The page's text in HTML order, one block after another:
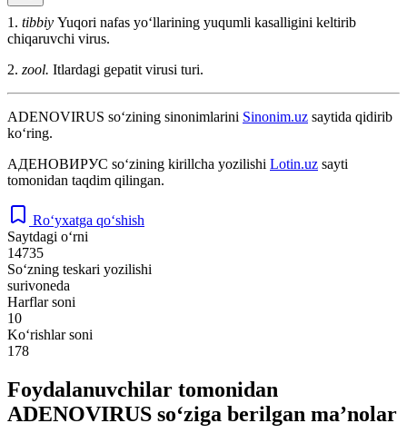
1. tibbiy Yuqori nafas yoʻllarining yuqumli kasalligini keltirib
chiqaruvchi virus.
2. zool. Itlardagi gepatit virusi turi.
ADENOVIRUS so‘zining sinonimlarini Sinonim.uz saytida qidirib
ko‘ring.
АДЕНОВИРУС so‘zining kirillcha yozilishi Lotin.uz sayti
tomonidan taqdim qilingan.
Ro‘yxatga qo‘shish
Saytdagi o‘rni
14735
So‘zning teskari yozilishi
surivoneda
Harflar soni
10
Ko‘rishlar soni
178
Foydalanuvchilar tomonidan
ADENOVIRUS so‘ziga berilgan ma’nolar